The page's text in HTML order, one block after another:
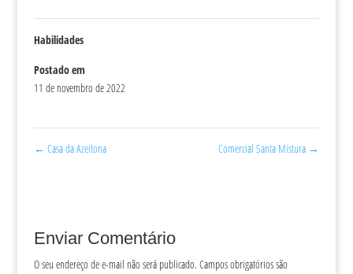
Habilidades
Postado em
11 de novembro de 2022
← Casa da Azeitona Comercial Santa Mistura →
Enviar Comentário
O seu endereço de e-mail não será publicado. Campos obrigatórios são